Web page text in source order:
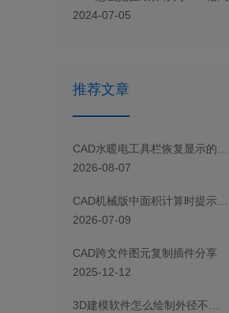
2024-07-05
推荐文章
CAD水暖电工具栏恢复显示的操作指引
2026-08-07
CAD机械版中面积计算时提示忽略孤岛的含义及选择方法
2026-07-09
CAD跨文件图元复制插件分享
2025-12-12
3D建模软件怎么绘制外径不均匀的弹簧